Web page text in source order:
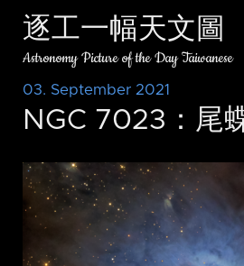
逐工一幅天文圖
Astronomy Picture of the Day Taiwanese
03. September 2021
NGC 7023：尾